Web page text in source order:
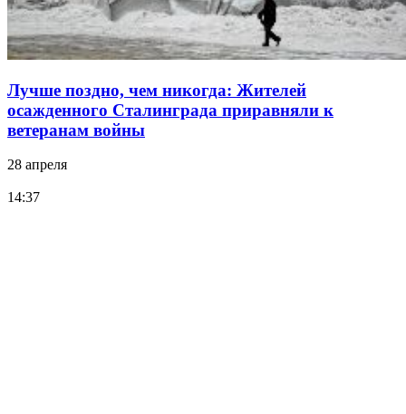
Лучше поздно, чем никогда: Жителей
осажденного Сталинграда приравняли к
ветеранам войны
28 апреля
14:37